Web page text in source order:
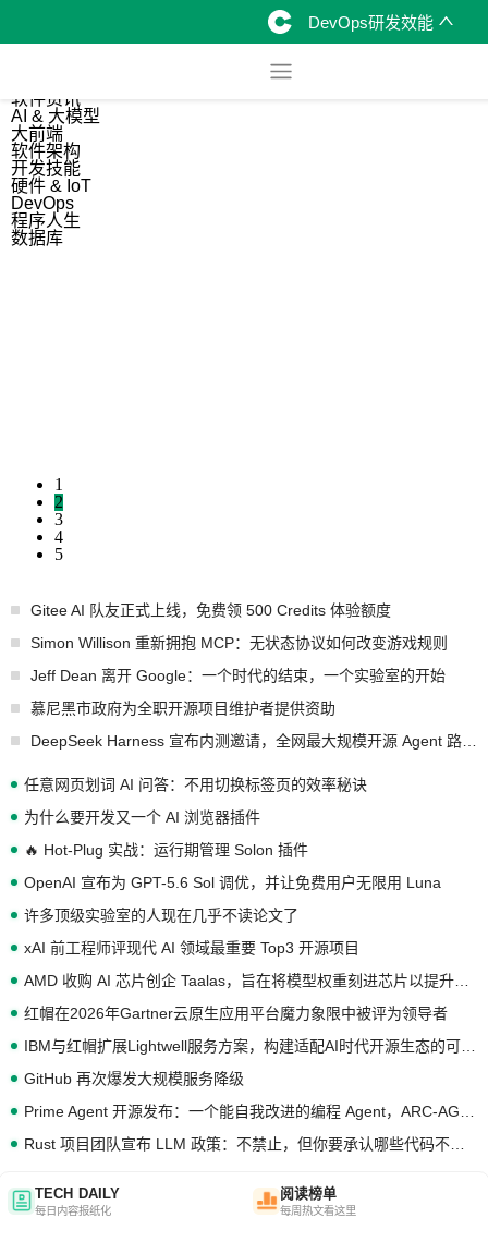
DevOps研发效能
软件资讯
AI & 大模型
大前端
软件架构
开发技能
硬件 & IoT
DevOps
程序人生
数据库
1
2
3
4
5
Gitee AI 队友正式上线，免费领 500 Credits 体验额度
Simon Willison 重新拥抱 MCP：无状态协议如何改变游戏规则
Jeff Dean 离开 Google：一个时代的结束，一个实验室的开始
慕尼黑市政府为全职开源项目维护者提供资助
任意网页划词 AI 问答：不用切换标签页的效率秘诀
为什么要开发又一个 AI 浏览器插件
🔥 Hot-Plug 实战：运行期管理 Solon 插件
OpenAI 宣布为 GPT-5.6 Sol 调优，并让免费用户无限用 Luna
许多顶级实验室的人现在几乎不读论文了
xAI 前工程师评现代 AI 领域最重要 Top3 开源项目
红帽在2026年Gartner云原生应用平台魔力象限中被评为领导者
GitHub 再次爆发大规模服务降级
TECH DAILY
每日内容报纸化
阅读榜单
每周热文看这里